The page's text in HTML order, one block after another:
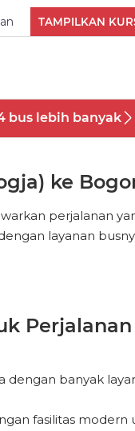
TAMPILKAN
bus lebih banyak
ke
perjalanan
layanan
banyak
fasilitas